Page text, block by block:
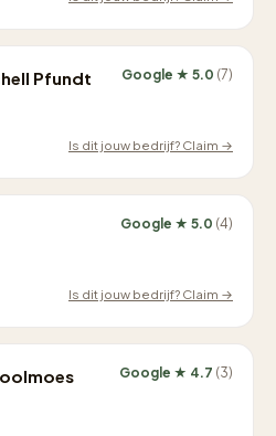
Pfundt Google ★ 5.0 (7)
Is dit jouw bedrijf? Claim →
Google ★ 5.0 (4)
Is dit jouw bedrijf? Claim →
Google ★ 4.7 (3)